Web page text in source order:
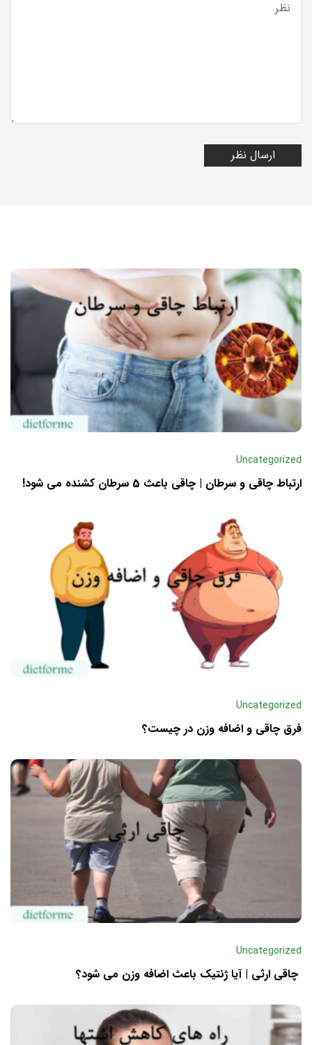
Uncategorized
ارتباط چاقی و سرطان | چاقی باعث 5 سرطان کشنده می شود!
Uncategorized
فرق چاقی و اضافه وزن در چیست؟
Uncategorized
چاقی ارثی | آیا ژنتیک باعث اضافه وزن می شود؟